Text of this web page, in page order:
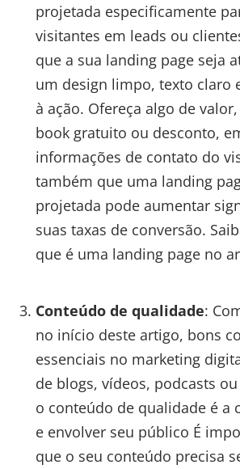
projetada especificamente
visitantes em leads ou
que a sua landing page seja
um design limpo, texto claro
à ação. Ofereça algo de
book gratuito ou desconto,
informações de contato do
também que uma landing
projetada pode aumentar
suas taxas de conversão.
que é uma landing page no
Conteúdo de qualidade:
no início deste artigo, bons
essenciais no marketing
de blogs, vídeos, podcasts
o conteúdo de qualidade é a
e envolver seu público É
que o seu conteúdo precisa